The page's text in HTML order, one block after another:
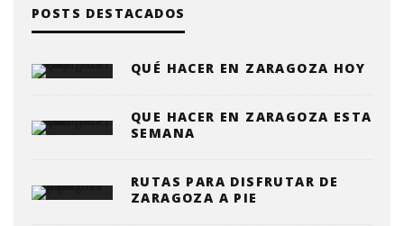
POSTS DESTACADOS
QUÉ HACER EN ZARAGOZA HOY
QUE HACER EN ZARAGOZA ESTA
SEMANA
RUTAS PARA DISFRUTAR DE
ZARAGOZA A PIE